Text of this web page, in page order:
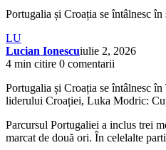
Portugalia și Croația se întâlnesc
LU
Lucian Ionescuiulie 2, 2026
4 min citire 0 comentarii
Portugalia și Croația se întâlnesc
liderului Croației, Luka Modric:
Parcursul Portugaliei a inclus trei
marcat de două ori. În celelalte